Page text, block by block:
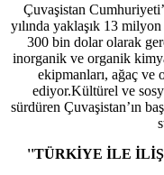
Çuvaşistan
yılında yaklaşık 13
300 bin dolar olarak
inorganik ve organik
ekipmanları, ağaç
ediyor.Kültürel ve
sürdüren Çuvaşistan’ın
''TÜRKİYE İLE